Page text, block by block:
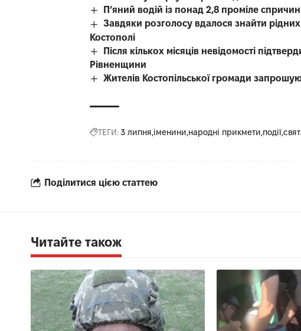
П’яний водій із понад 2,8 проміле
Завдяки розголосу вдалося знайти
Костополі
Після кількох місяців невідомості
Рівненщини
Жителів Костопільської громади
ТЕГИ: 3 липня іменини народні прикмети події
Поділитися цією статтею
Читайте також